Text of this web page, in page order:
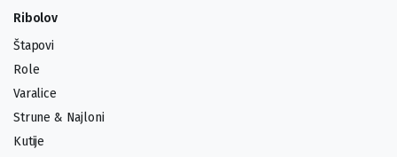
Ribolov
Štapovi
Role
Varalice
Strune & Najloni
Kutije